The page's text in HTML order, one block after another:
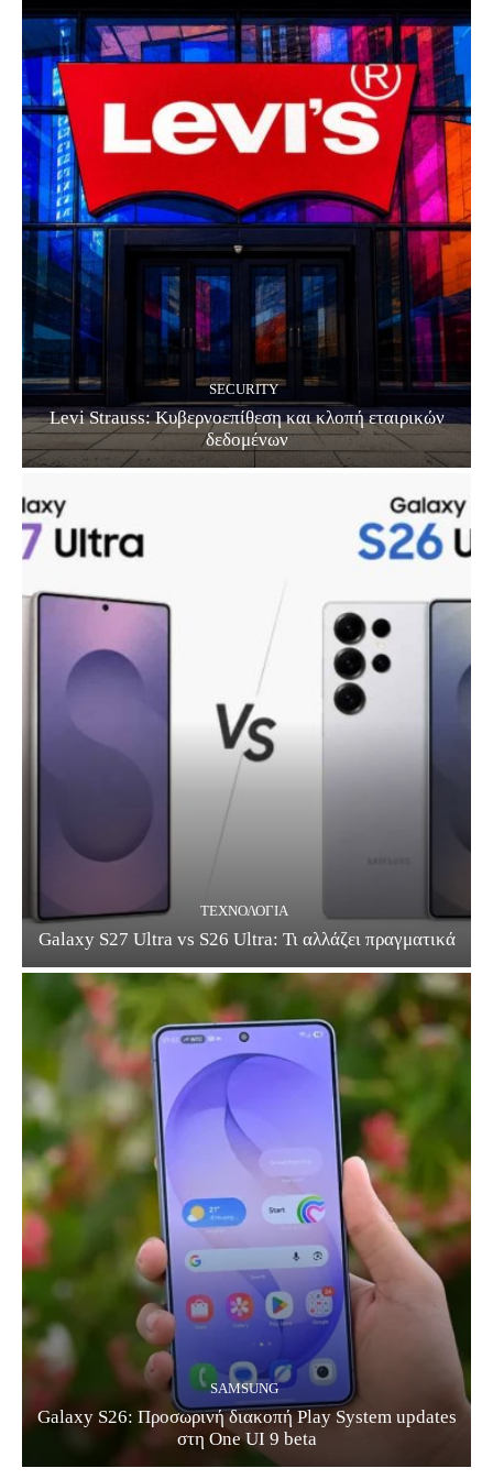
SECURITY
Levi Strauss: Κυβερνοεπίθεση και κλοπή εταιρικών
δεδομένων
ΤΕΧΝΟΛΟΓΊΑ
Galaxy S27 Ultra vs S26 Ultra: Τι αλλάζει πραγματικά
SAMSUNG
Galaxy S26: Προσωρινή διακοπή Play System updates
στη One UI 9 beta